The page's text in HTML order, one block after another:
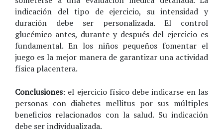
indicación del tipo de ejercicio, su intensidad y
duración debe ser personalizada. El control
glucémico antes, durante y después del ejercicio es
fundamental. En los niños pequeños fomentar el
juego es la mejor manera de garantizar una actividad
física placentera.
Conclusiones: el ejercicio físico debe indicarse en las
personas con diabetes mellitus por sus múltiples
beneficios relacionados con la salud. Su indicación
debe ser individualizada.